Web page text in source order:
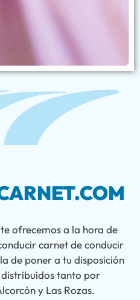
ofrecemos a la hora de
carnet de conducir
de poner a tu disposición
distribuidos tanto por
y Las Rozas.